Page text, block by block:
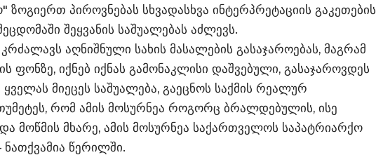
პიროვნებას სხვადასხვა ინტერპრეტაციის გაკეთების
შეყვანის საშუალებას აძლევს.
აღნიშნული სახის მასალების გასაჯაროებას, მაგრამ
ფონზე, იქნებ იქნას გამონაკლისი დაშვებული, გასაჯაროვდეს
მიეცეს საშუალება, გაეცნოს საქმის რეალურ
რომ ამის მოსურნეა როგორც ბრალდებულის, ისე
მოწმის მხარე, ამის მოსურნეა საქართველოს საპატრიარქო
წერილში.